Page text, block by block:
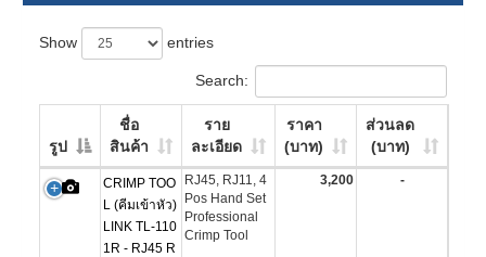
Show entries
Search:
รูป
ชื่อ
สินค้า
ราย
ละเอียด
ราคา
(บาท)
ส่วนลด
(บาท)
CRIMP TOO
L (คีมเข้าหัว)
LINK TL-110
1R - RJ45 R
RJ45, RJ11, 4
Pos Hand Set
Professional
Crimp Tool
3,200 -